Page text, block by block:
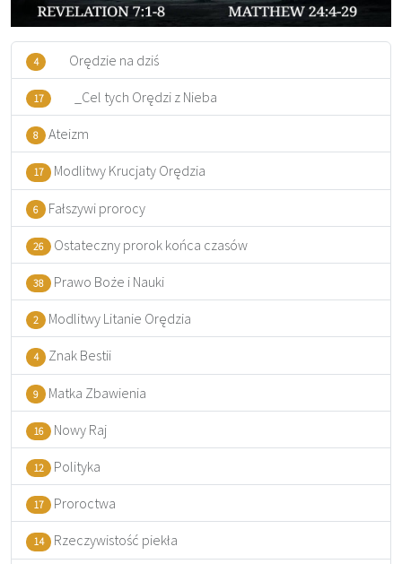
4 Orędzie na dziś
17 _Cel tych Orędzi z Nieba
8 Ateizm
17 Modlitwy Krucjaty Orędzia
6 Fałszywi prorocy
26 Ostateczny prorok końca czasów
38 Prawo Boże i Nauki
2 Modlitwy Litanie Orędzia
4 Znak Bestii
9 Matka Zbawienia
16 Nowy Raj
12 Polityka
17 Proroctwa
14 Rzeczywistość piekła